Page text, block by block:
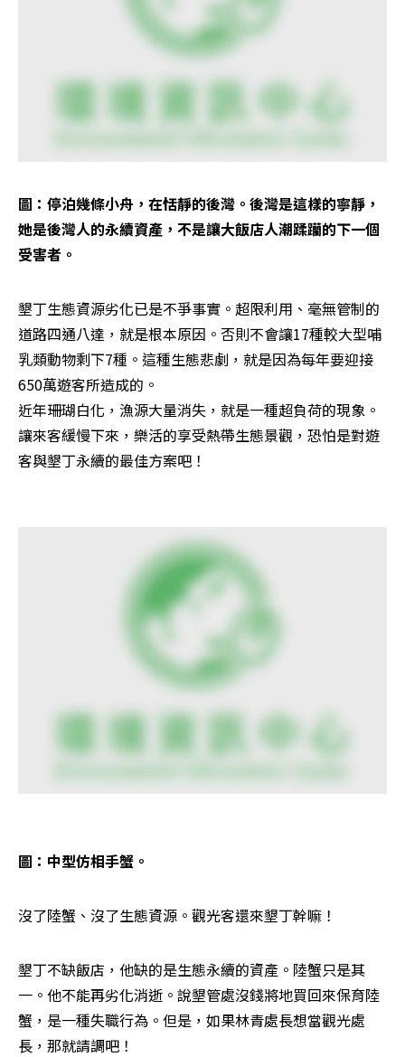
圖：停泊幾條小舟，在恬靜的後灣。後灣是這樣的寧靜，
她是後灣人的永續資產，不是讓大飯店人潮蹂躪的下一個
受害者。
墾丁生態資源劣化已是不爭事實。超限利用、毫無管制的
道路四通八達，就是根本原因。否則不會讓17種較大型哺
乳類動物剩下7種。這種生態悲劇，就是因為每年要迎接
650萬遊客所造成的。
近年珊瑚白化，漁源大量消失，就是一種超負荷的現象。
讓來客緩慢下來，樂活的享受熱帶生態景觀，恐怕是對遊
客與墾丁永續的最佳方案吧！
圖：中型仿相手蟹。
沒了陸蟹、沒了生態資源。觀光客還來墾丁幹嘛！
墾丁不缺飯店，他缺的是生態永續的資產。陸蟹只是其
一。他不能再劣化消逝。說墾管處沒錢將地買回來保育陸
蟹，是一種失職行為。但是，如果林青處長想當觀光處
長，那就請調吧！